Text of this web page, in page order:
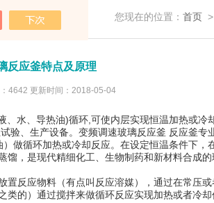
您现在的位置： 首页 >
反应釜特点及原理
4642 更新时间：2018-05-04
水、导热油)循环,可使内层实现恒温加热或冷
验、生产设备。变频调速玻璃反应釜 反应釜专
做循环加热或冷却反应。在设定恒温条件下，
，是现代精细化工、生物制药和新材料合成的
反应物料（有点叫反应溶媒），通过在常压或
的）通过搅拌来做循环反应实现加热或者冷